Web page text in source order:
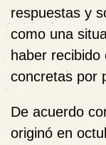
respuestas y
como una
haber
concretas por
De acuerdo
originó en